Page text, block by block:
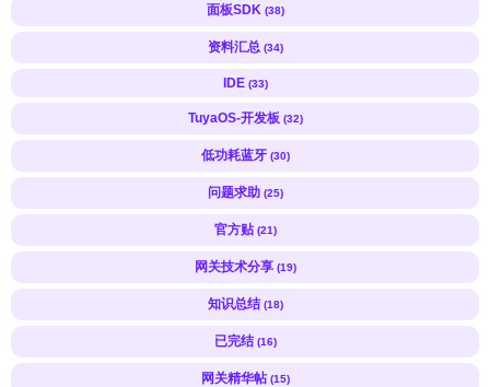
面板SDK (38)
资料汇总 (34)
IDE (33)
TuyaOS-开发板 (32)
低功耗蓝牙 (30)
问题求助 (25)
官方贴 (21)
网关技术分享 (19)
知识总结 (18)
已完结 (16)
网关精华帖 (15)